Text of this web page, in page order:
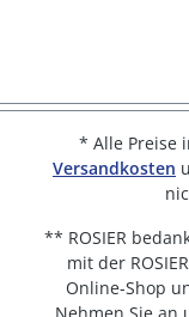
* Alle Preise
Versandkosten
** ROSIER
mit der
Online-Shop